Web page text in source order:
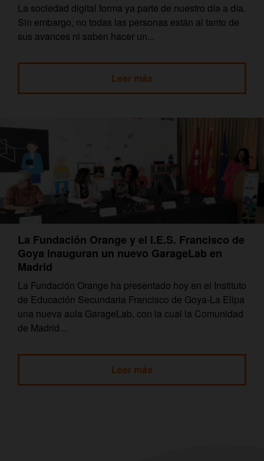
La sociedad digital forma ya parte de nuestro día a día.
Sin embargo, no todas las personas están al tanto de
sus avances ni saben hacer un...
Leer más
La Fundación Orange y el I.E.S. Francisco de
Goya inauguran un nuevo GarageLab en
Madrid
La Fundación Orange ha presentado hoy en el Instituto
de Educación Secundaria Francisco de Goya-La Elipa
una nueva aula GarageLab, con la cual la Comunidad
de Madrid...
Leer más